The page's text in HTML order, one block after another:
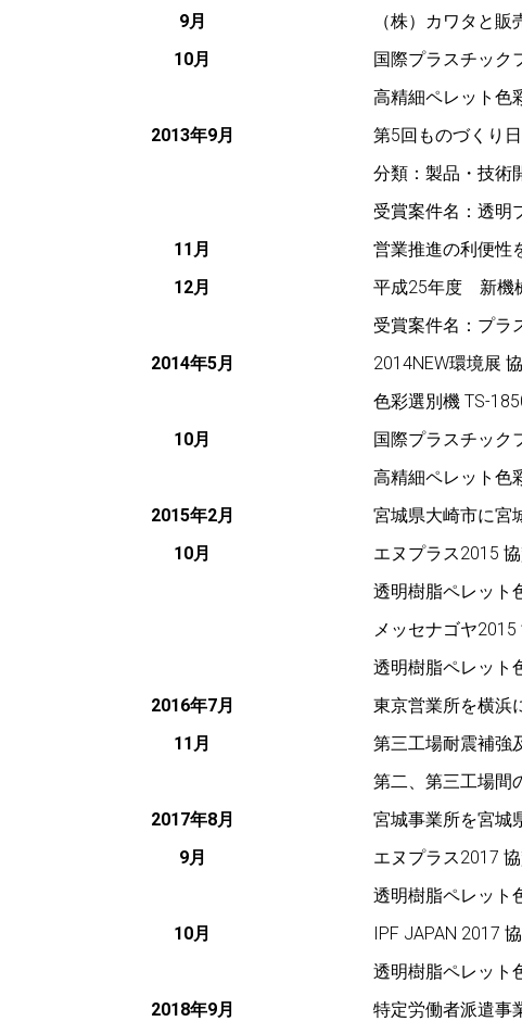
9月
（株）カワタと
10月
国際プラスチック
高精細ペレット色
2013年9月
第5回ものづくり
分類：製品・技術
受賞案件名：透明
11月
営業推進の利便性
12月
平成25年度 新機
受賞案件名：プラ
2014年5月
2014NEW環境展
色彩選別機 TS-
10月
国際プラスチック
高精細ペレット色
2015年2月
宮城県大崎市に宮
10月
エヌプラス2015
透明樹脂ペレット
メッセナゴヤ
透明樹脂ペレット
2016年7月
東京営業所を横浜
11月
第三工場耐震補強
第二、第三工場間
2017年8月
宮城事業所を宮城
9月
エヌプラス2017
透明樹脂ペレット
10月
IPF JAPAN 2017
透明樹脂ペレット
2018年9月
特定労働者派遣事